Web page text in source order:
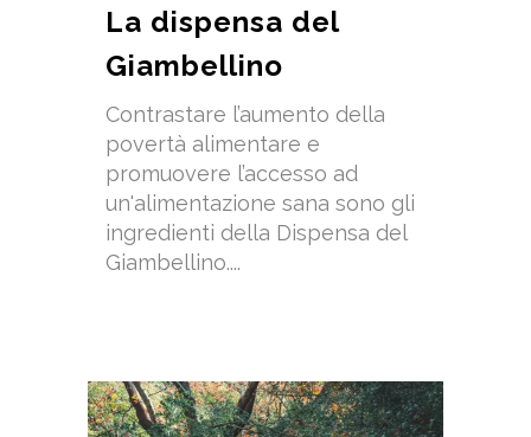
La dispensa del
Giambellino
Contrastare l’aumento della
povertà alimentare e
promuovere l’accesso ad
un'alimentazione sana sono gli
ingredienti della Dispensa del
Giambellino....